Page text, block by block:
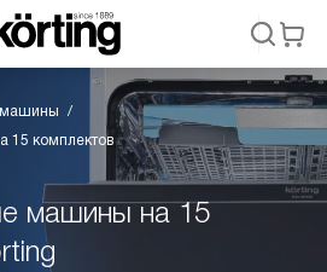
комплектов
машины на 15